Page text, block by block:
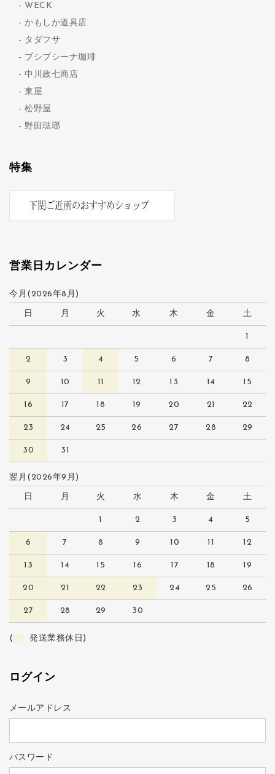
WECK
かもしか道具店
タダフサ
プシプシーナ珈琲
中川政七商店
東屋
松野屋
野田琺瑯
特集
営業日カレンダー
今月(2026年8月)
日 月 火 水 木 金 土
1
2 3 4 5 6 7 8
9 10 11 12 13 14 15
16 17 18 19 20 21 22
23 24 25 26 27 28 29
30 31
翌月(2026年9月)
日 月 火 水 木 金 土
1 2 3 4 5
6 7 8 9 10 11 12
13 14 15 16 17 18 19
20 21 22 23 24 25 26
27 28 29 30
( 発送業務休日)
ログイン
メールアドレス
パスワード